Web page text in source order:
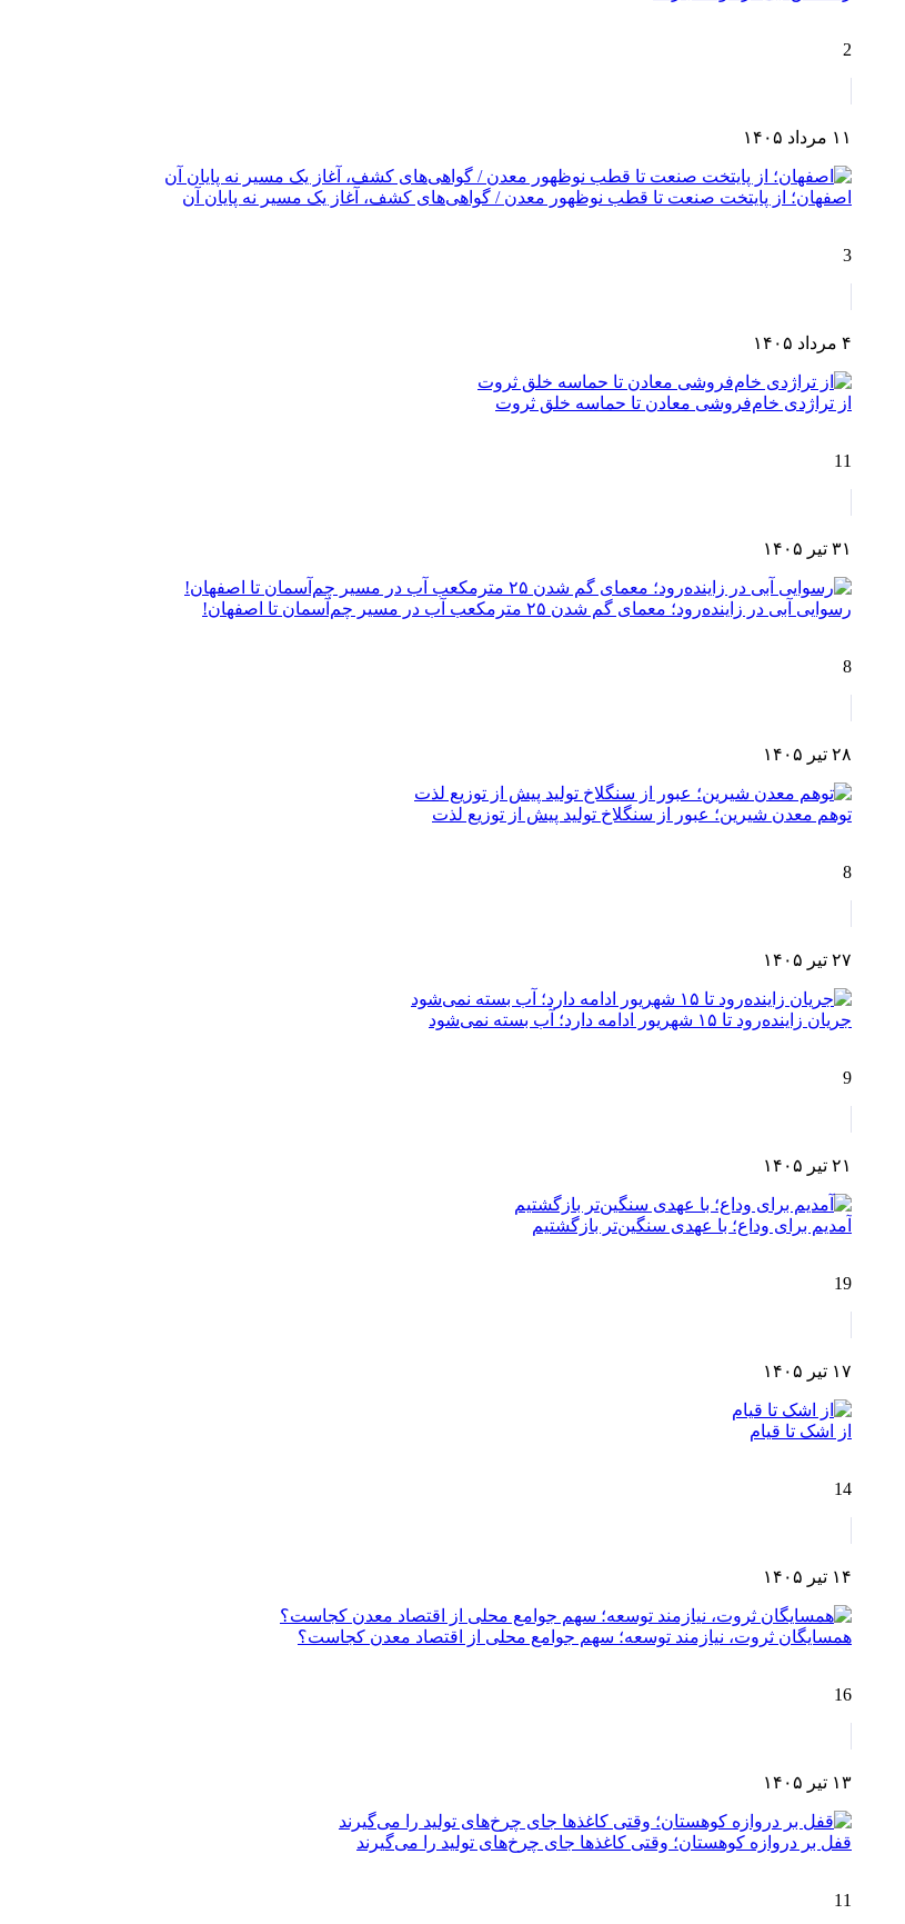
2
۱۱ مرداد ۱۴۰۵
اصفهان؛ از پایتخت صنعت تا قطب نوظهور معدن / گواهی‌های کشف، آغاز یک مسیر نه پایان آن
3
۴ مرداد ۱۴۰۵
از تراژدی خام‌فروشی معادن تا حماسه خلق ثروت
11
۳۱ تیر ۱۴۰۵
رسوایی آبی در زاینده‌رود؛ معمای گم شدن ۲۵ مترمکعب آب در مسیر چم‌آسمان تا اصفهان!
8
۲۸ تیر ۱۴۰۵
توهم معدن شیرین؛ عبور از سنگلاخ تولید پیش از توزیع لذت
8
۲۷ تیر ۱۴۰۵
جریان زاینده‌رود تا ۱۵ شهریور ادامه دارد؛ آب بسته نمی‌شود
9
۲۱ تیر ۱۴۰۵
آمدیم برای وداع؛ با عهدی سنگین‌تر بازگشتیم
19
۱۷ تیر ۱۴۰۵
از اشک تا قیام
14
۱۴ تیر ۱۴۰۵
همسایگان ثروت، نیازمند توسعه؛ سهم جوامع محلی از اقتصاد معدن کجاست؟
16
۱۳ تیر ۱۴۰۵
قفل بر دروازه کوهستان؛ وقتی کاغذها جای چرخ‌های تولید را می‌گیرند
11